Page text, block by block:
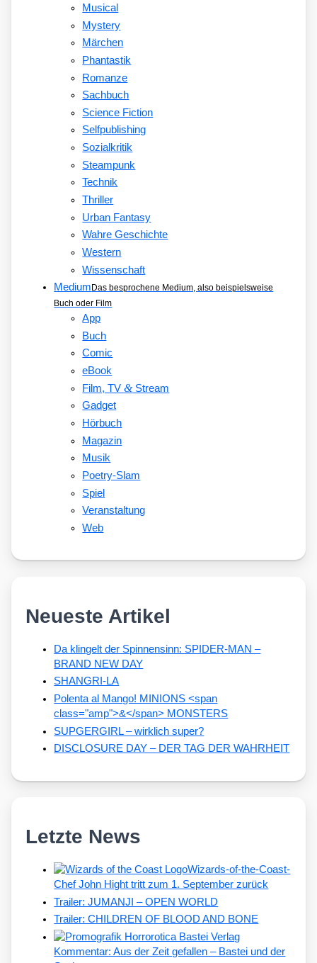
Musical
Mystery
Märchen
Phantastik
Romanze
Sachbuch
Science Fiction
Selfpublishing
Sozialkritik
Steampunk
Technik
Thriller
Urban Fantasy
Wahre Geschichte
Western
Wissenschaft
Medium Das besprochene Medium, also beispielsweise
Buch oder Film
App
Buch
Comic
eBook
Film, TV&Stream
Gadget
Hörbuch
Magazin
Musik
Poetry-Slam
Spiel
Veranstaltung
Web
Neueste Artikel
Da klingelt der Spinnensinn: SPIDER-MAN –
BRAND NEW DAY
SHANGRI-LA
Polenta al Mango! MINIONS <span
class="amp">&</span> MONSTERS
SUPGERGIRL – wirklich super?
DISCLOSURE DAY – DER TAG DER WAHRHEIT
Letzte News
Wizards-of-the-Coast-
Chef John Hight tritt zum 1. September zurück
Trailer: JUMANJI – OPEN WORLD
Trailer: CHILDREN OF BLOOD AND BONE
Kommentar: Aus der Zeit gefallen – Bastei und der